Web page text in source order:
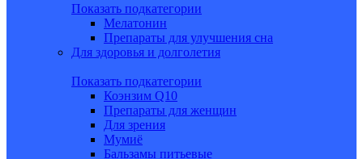
Показать подкатегории
Мелатонин
Препараты для улучшения сна
Для здоровья и долголетия
Показать подкатегории
Коэнзим Q10
Препараты для женщин
Для зрения
Мумиё
Бальзамы питьевые